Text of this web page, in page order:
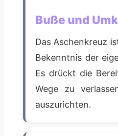
Buße und
Das Aschenkreuz
Bekenntnis der
Es drückt die
Wege zu
auszurichten.